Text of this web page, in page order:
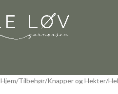
Hjem Tilbehør Knapper og Hekter